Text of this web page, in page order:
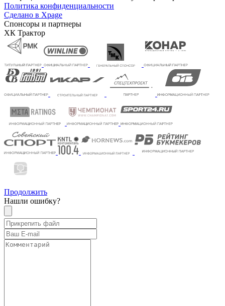
Политика конфиденциальности
Сделано в Xpage
Спонсоры и партнеры
ХК Трактор
Продолжить
Нашли ошибку?